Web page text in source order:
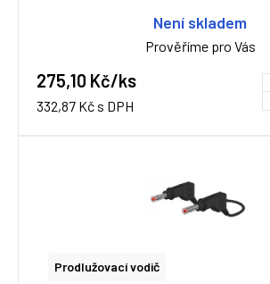
Není skladem
Prověříme pro Vás
275,10 Kč/ks
332,87 Kč s DPH
Prodlužovací vodič